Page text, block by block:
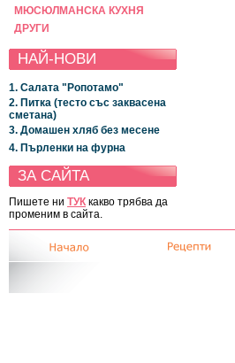
МЮСЮЛМАНСКА КУХНЯ
ДРУГИ
НАЙ-НОВИ
1. Салата "Ропотамо"
2. Питка (тесто със заквасена
сметана)
3. Домашен хляб без месене
4. Пърленки на фурна
ЗА САЙТА
Пишете ни ТУК какво трябва да
променим в сайта.